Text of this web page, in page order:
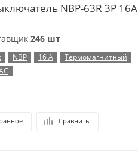
NBP-63R 3P 16А
246 шт
NBP 16 А
Термомагнитный
Сравнить